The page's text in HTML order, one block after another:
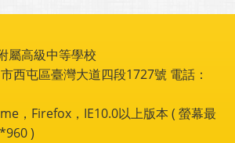
屬高級中等學校
西屯區臺灣大道四段1727號 電話：
，Firefox，IE10.0以上版本 ( 螢幕最
)